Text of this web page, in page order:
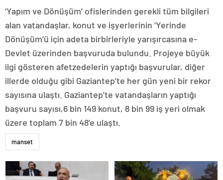
‘Yapım ve Dönüşüm’ ofislerinden gerekli tüm bilgileri
alan vatandaşlar, konut ve işyerlerinin ‘Yerinde
Dönüşüm’ü için adeta birbirleriyle yarışırcasına e-
Devlet üzerinden başvuruda bulundu. Projeye büyük
ilgi gösteren afetzedelerin yaptığı başvurular, diğer
illerde olduğu gibi Gaziantep’te her gün yeni bir rekor
sayısına ulaştı. Gaziantep’te vatandaşların yaptığı
başvuru sayısı,6 bin 149 konut, 8 bin 99 iş yeri olmak
üzere toplam 7 bin 48’e ulaştı.
manset